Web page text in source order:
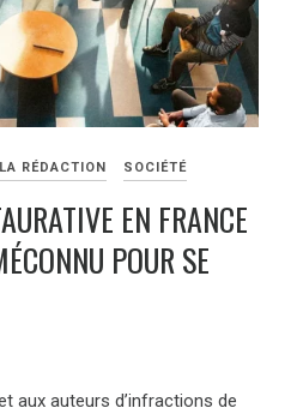
RÉDACTION SOCIÉTÉ
EN FRANCE
POUR SE
aux auteurs d’infractions de